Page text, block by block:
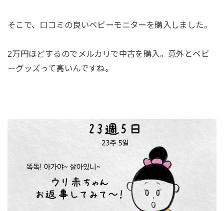
そこで、口コミの良いベビーモニターを購入しました。
2万円ほどするのでメルカリで中古を購入。意外とベビ
ーグッズって高いんですね。